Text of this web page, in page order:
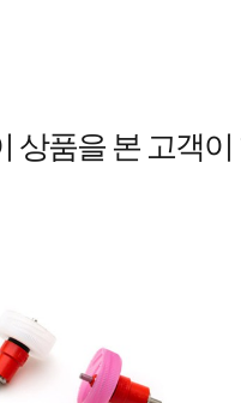
상품을 본 고객